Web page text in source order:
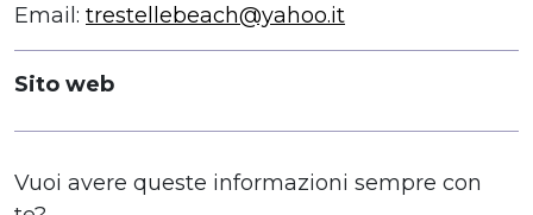
Email: trestellebeach@yahoo.it
Sito web
Vuoi avere queste informazioni sempre con